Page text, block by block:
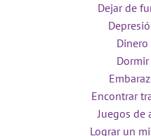
Dejar de
Dinero
Dormir
Encontrar
Juegos de
Lograr un